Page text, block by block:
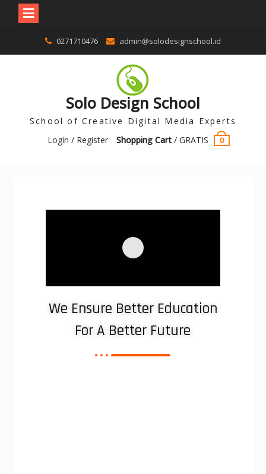
0271710476 admin@solodesignschool.id
Solo Design School
School of Creative Digital Media Experts
Login / Register
Shopping Cart/ GRATIS 0
We Ensure Better Education
For A Better Future